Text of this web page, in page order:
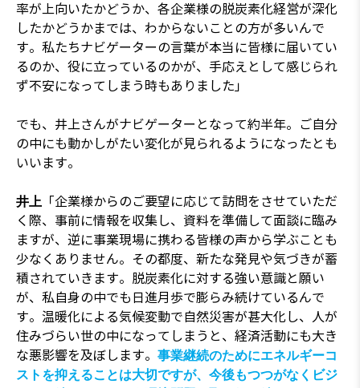
率が上向いたかどうか、各企業様の脱炭素化経営が深化
したかどうかまでは、わからないことの方が多いんで
す。私たちナビゲーターの言葉が本当に皆様に届いてい
るのか、役に立っているのかが、手応えとして感じられ
ず不安になってしまう時もありました」
でも、井上さんがナビゲーターとなって約半年。ご自分
の中にも動かしがたい変化が見られるようになったとも
いいます。
井上
「企業様からのご要望に応じて訪問をさせていただ
く際、事前に情報を収集し、資料を準備して面談に臨み
ますが、逆に事業現場に携わる皆様の声から学ぶことも
少なくありません。その都度、新たな発見や気づきが蓄
積されていきます。脱炭素化に対する強い意識と願い
が、私自身の中でも日進月歩で膨らみ続けているんで
す。温暖化による気候変動で自然災害が甚大化し、人が
住みづらい世の中になってしまうと、経済活動にも大き
な悪影響を及ぼします。 事業継続のためにエネルギーコ
ストを抑えることは大切ですが、今後もつつがなくビジ